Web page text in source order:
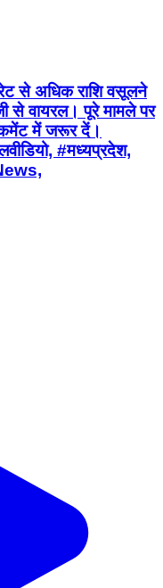
रेट से अधिक राशि वसूलने
से वायरल। पूरे मामले पर
कमेंट में जरूर दें।
#मध्यप्रदेश,